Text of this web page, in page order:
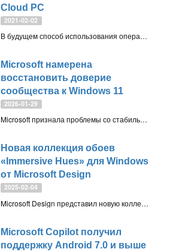
Cloud PC
2021-02-02
В будущем способ использования операционной системы Windows 10 может кардинально измениться, потому что Microsoft разрабатывает новый облачный продукт «Компьютер как сервис»
Microsoft намерена
восстановить доверие
сообщества к Windows 11
2026-01-29
Microsoft признала проблемы со стабильностью Windows 11 и сосредоточилась на улучшении производительности и надёжности системы. Компания мобилизует инженерные команды для устранения багов, стремясь вернуть доверие пользователей на фоне роста аудитории ОС.
Новая коллекция обоев
«Immersive Hues» для Windows
от Microsoft Design
2025-02-04
Microsoft Design представил новую коллекцию обоев «Immersive Hues» для Windows, сосредоточенную на «плавности и свете». В наборе пять изображений в светлой и тёмной версиях: Platform, Trust, Unitiled Red, Unitiled Purple и Waves
Microsoft Copilot получил
поддержку Android 7.0 и выше